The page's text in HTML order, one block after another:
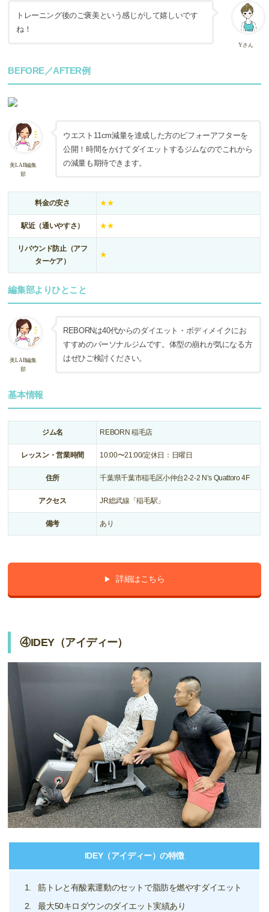
Yさん
トレーニング後のご褒美という感じがして嬉しいです
ね！
BEFORE／AFTER例
美LAB編集
部
ウエスト11cm減量を達成した方のビフォーアフターを
公開！時間をかけてダイエットするジムなのでこれから
の減量も期待できます。
料金の安さ ★★
駅近（通いやすさ） ★★
リバウンド防止（アフ
ターケア）
★
編集部よりひとこと
美LAB編集
部
REBORNは40代からのダイエット・ボディメイクにお
すすめのパーソナルジムです。体型の崩れが気になる方
はぜひご検討ください。
基本情報
ジム名 REBORN 稲毛店
レッスン・営業時間 10:00〜21:00/定休日：日曜日
住所 千葉県千葉市稲毛区小仲台2-2-2 N’s Quattoro 4F
アクセス JR総武線「稲毛駅」
備考 あり
詳細はこちら
④IDEY（アイディー）
IDEY（アイディー）の特徴
筋トレと有酸素運動のセットで脂肪を燃やすダイエット
最大50キロダウンのダイエット実績あり